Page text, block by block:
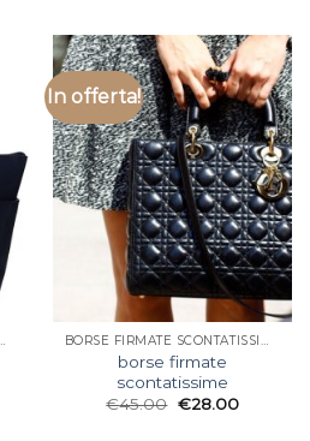
In offerta!
BORSE FIRMATE SCONTATISSIME
borse firmate
scontatissime
€45.00 €28.00